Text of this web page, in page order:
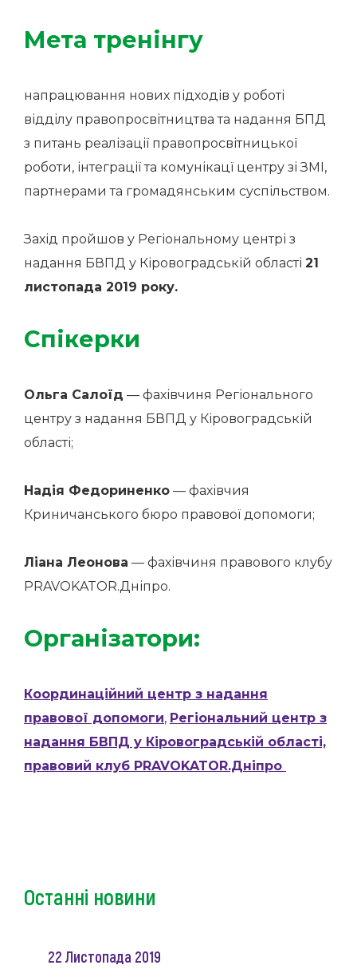
Мета тренінгу
напрацювання нових підходів у роботі
відділу правопросвітництва та надання БПД
з питань реалізації правопросвітницької
роботи, інтеграції та комунікацї центру зі ЗМІ,
партнерами та громадянським суспільством.
Захід пройшов у Регіональному центрі з
надання БВПД у Кіровоградській області 21
листопада 2019 року.
Спікерки
Ольга Салоїд — фахівчиня Регіонального
центру з надання БВПД у Кіровоградській
області;
Надія Федориненко — фахівчия
Криничанського бюро правової допомоги;
Ліана Леонова — фахівчиня правового клубу
PRAVOKATOR.Дніпро.
Організатори:
Координаційний центр з надання
правової допомоги, Регіональний центр з
надання БВПД у Кіровоградській області,
правовий клуб PRAVOKATOR.Дніпро
Останні новини
22 Листопада 2019